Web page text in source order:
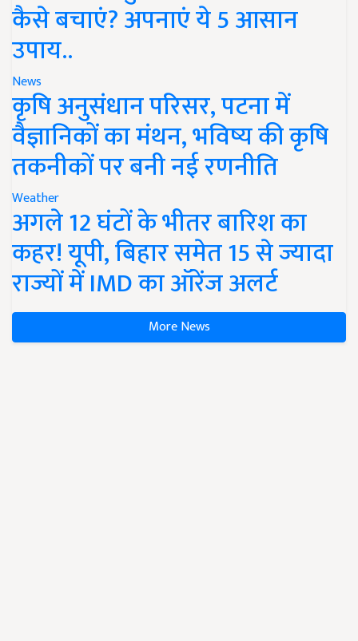
कैसे बचाएं? अपनाएं ये 5 आसान
उपाय..
News
कृषि अनुसंधान परिसर, पटना में
वैज्ञानिकों का मंथन, भविष्य की कृषि
तकनीकों पर बनी नई रणनीति
Weather
अगले 12 घंटों के भीतर बारिश का
कहर! यूपी, बिहार समेत 15 से ज्यादा
राज्यों में IMD का ऑरेंज अलर्ट
More News